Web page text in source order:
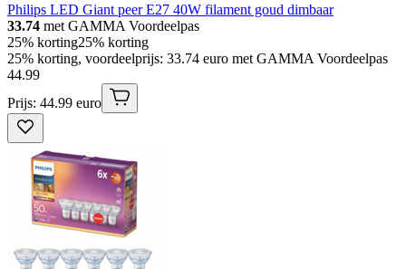
Philips LED Giant peer E27 40W filament goud dimbaar
33.74 met GAMMA Voordeelpas
25% korting25% korting
25% korting, voordeelprijs: 33.74 euro met GAMMA Voordeelpas
44.99
Prijs: 44.99 euro